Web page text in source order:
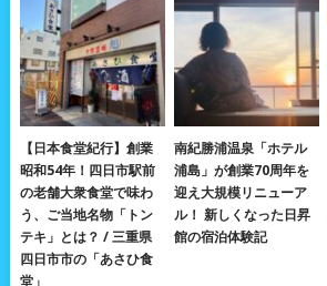
【日本食堂紀行】創業
昭和54年！四日市駅前
の老舗大衆食堂で味わ
う、ご当地名物「トン
テキ」とは？ / 三重県
四日市市の「あさひ食
堂」
南紀勝浦温泉「ホテル
浦島」が創業70周年を
迎え大規模リニューア
ル！ 新しくなった日昇
館の宿泊体験記